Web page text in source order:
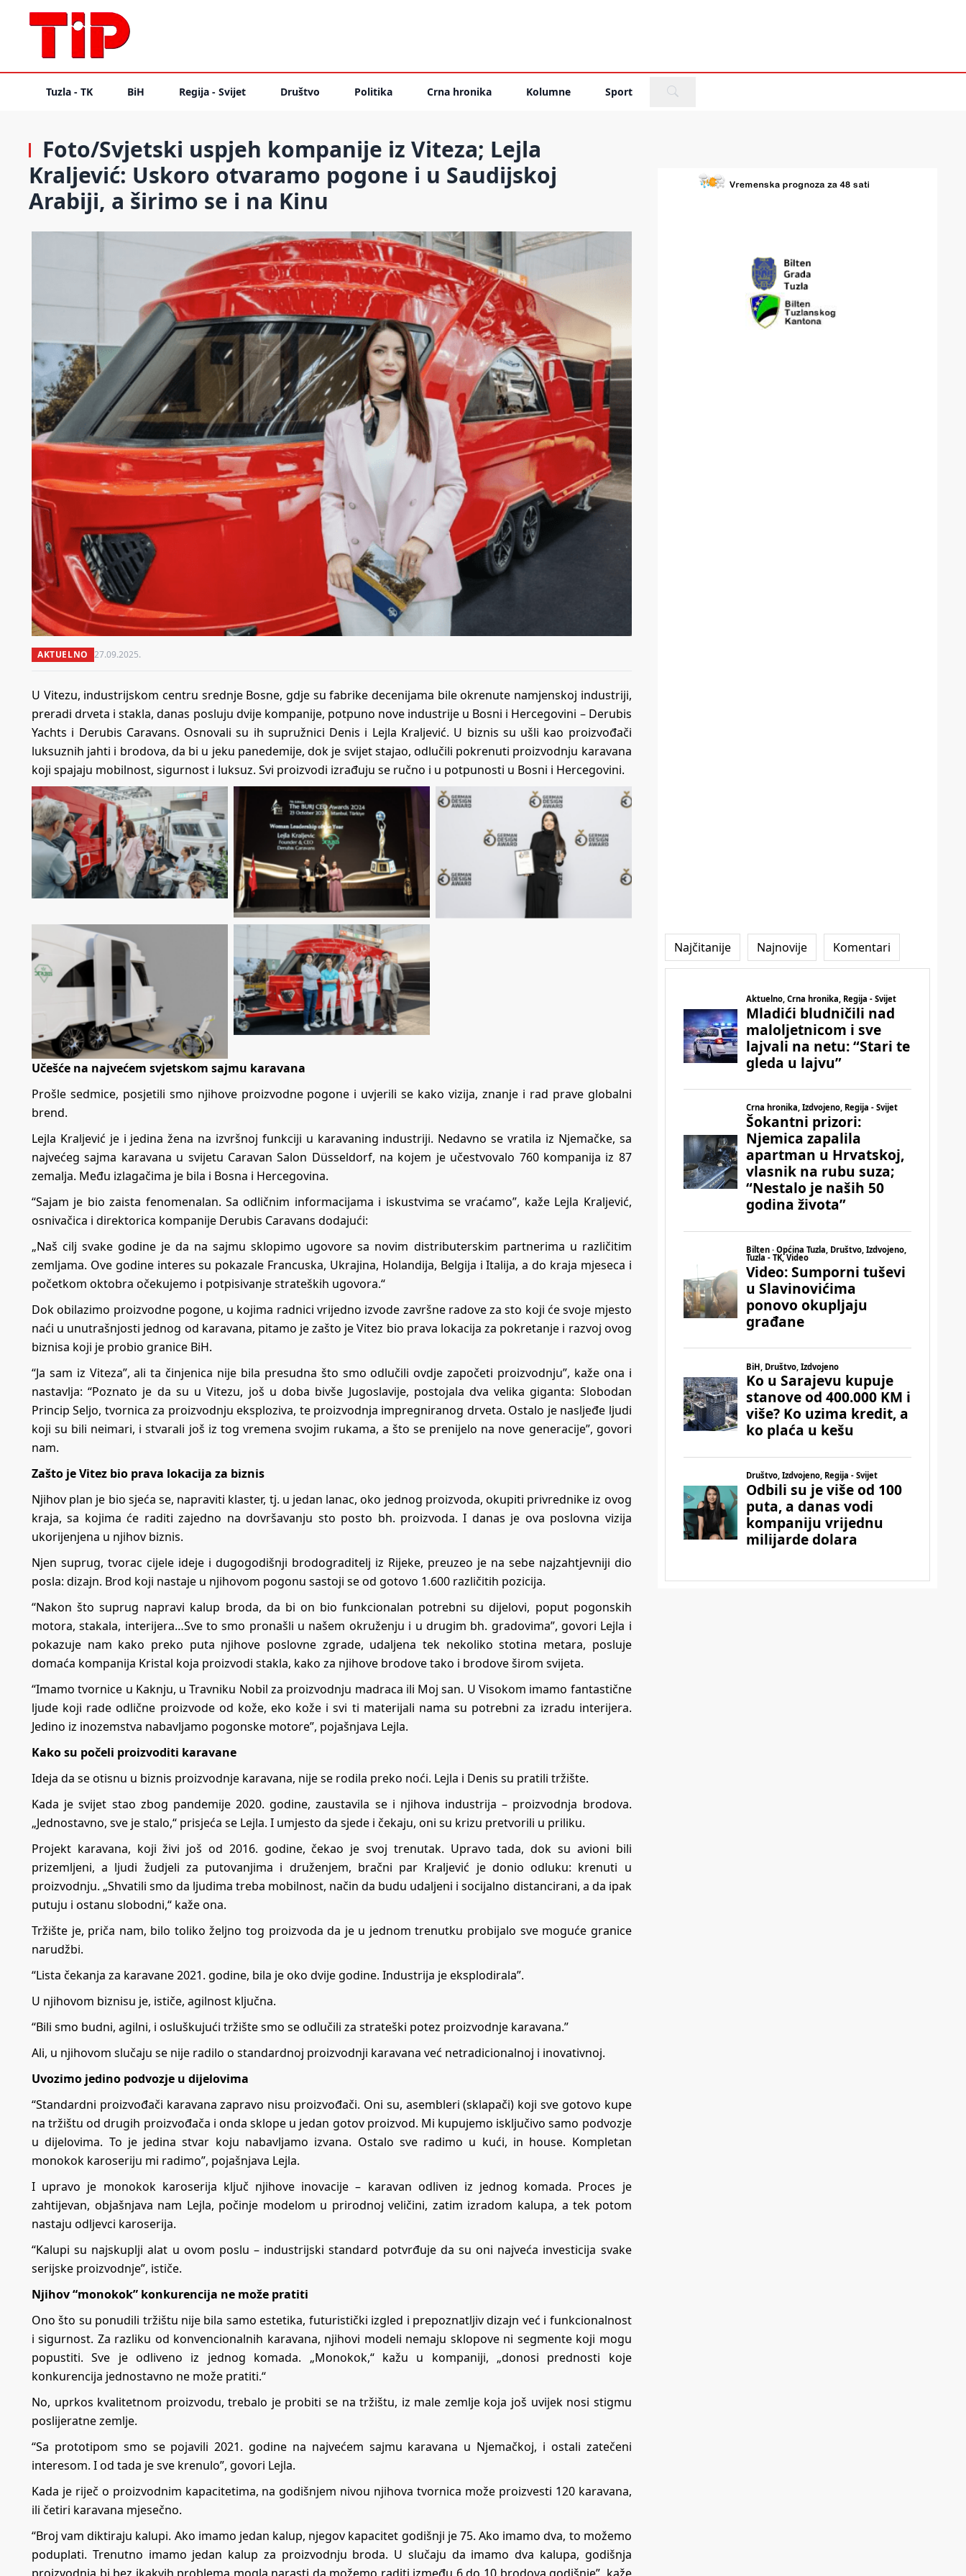
Tuzla - TK BiH Regija - Svijet Društvo Politika Crna hronika Kolumne Sport
Foto/Svjetski uspjeh kompanije iz Viteza; Lejla
Kraljević: Uskoro otvaramo pogone i u Saudijskoj
Arabiji, a širimo se i na Kinu
AKTUELNO 27.09.2025.
U Vitezu, industrijskom centru srednje Bosne, gdje su fabrike decenijama bile okrenute namjenskoj industriji,
preradi drveta i stakla, danas posluju dvije kompanije, potpuno nove industrije u Bosni i Hercegovini – Derubis
Yachts i Derubis Caravans. Osnovali su ih supružnici Denis i Lejla Kraljević. U biznis su ušli kao proizvođači
luksuznih jahti i brodova, da bi u jeku panedemije, dok je svijet stajao, odlučili pokrenuti proizvodnju karavana
koji spajaju mobilnost, sigurnost i luksuz. Svi proizvodi izrađuju se ručno i u potpunosti u Bosni i Hercegovini.
Učešće na najvećem svjetskom sajmu karavana
Prošle sedmice, posjetili smo njihove proizvodne pogone i uvjerili se kako vizija, znanje i rad prave globalni
brend.
Lejla Kraljević je i jedina žena na izvršnoj funkciji u karavaning industriji. Nedavno se vratila iz Njemačke, sa
najvećeg sajma karavana u svijetu Caravan Salon Düsseldorf, na kojem je učestvovalo 760 kompanija iz 87
zemalja. Među izlagačima je bila i Bosna i Hercegovina.
“Sajam je bio zaista fenomenalan. Sa odličnim informacijama i iskustvima se vraćamo”, kaže Lejla Kraljević,
osnivačica i direktorica kompanije Derubis Caravans dodajući:
„Naš cilj svake godine je da na sajmu sklopimo ugovore sa novim distributerskim partnerima u različitim
zemljama. Ove godine interes su pokazale Francuska, Ukrajina, Holandija, Belgija i Italija, a do kraja mjeseca i
početkom oktobra očekujemo i potpisivanje strateških ugovora.“
Dok obilazimo proizvodne pogone, u kojima radnici vrijedno izvode završne radove za sto koji će svoje mjesto
naći u unutrašnjosti jednog od karavana, pitamo je zašto je Vitez bio prava lokacija za pokretanje i razvoj ovog
biznisa koji je probio granice BiH.
“Ja sam iz Viteza”, ali ta činjenica nije bila presudna što smo odlučili ovdje započeti proizvodnju”, kaže ona i
nastavlja: “Poznato je da su u Vitezu, još u doba bivše Jugoslavije, postojala dva velika giganta: Slobodan
Princip Seljo, tvornica za proizvodnju eksploziva, te proizvodnja impregniranog drveta. Ostalo je nasljeđe ljudi
koji su bili neimari, i stvarali još iz tog vremena svojim rukama, a što se prenijelo na nove generacije”, govori
nam.
Zašto je Vitez bio prava lokacija za biznis
Njihov plan je bio sjeća se, napraviti klaster, tj. u jedan lanac, oko jednog proizvoda, okupiti privrednike iz ovog
kraja, sa kojima će raditi zajedno na dovršavanju sto posto bh. proizvoda. I danas je ova poslovna vizija
ukorijenjena u njihov biznis.
Njen suprug, tvorac cijele ideje i dugogodišnji brodograditelj iz Rijeke, preuzeo je na sebe najzahtjevniji dio
posla: dizajn. Brod koji nastaje u njihovom pogonu sastoji se od gotovo 1.600 različitih pozicija.
“Nakon što suprug napravi kalup broda, da bi on bio funkcionalan potrebni su dijelovi, poput pogonskih
motora, stakala, interijera…Sve to smo pronašli u našem okruženju i u drugim bh. gradovima”, govori Lejla i
pokazuje nam kako preko puta njihove poslovne zgrade, udaljena tek nekoliko stotina metara, posluje
domaća kompanija Kristal koja proizvodi stakla, kako za njihove brodove tako i brodove širom svijeta.
“Imamo tvornice u Kaknju, u Travniku Nobil za proizvodnju madraca ili Moj san. U Visokom imamo fantastične
ljude koji rade odlične proizvode od kože, eko kože i svi ti materijali nama su potrebni za izradu interijera.
Jedino iz inozemstva nabavljamo pogonske motore”, pojašnjava Lejla.
Kako su počeli proizvoditi karavane
Ideja da se otisnu u biznis proizvodnje karavana, nije se rodila preko noći. Lejla i Denis su pratili tržište.
Kada je svijet stao zbog pandemije 2020. godine, zaustavila se i njihova industrija – proizvodnja brodova.
„Jednostavno, sve je stalo,“ prisjeća se Lejla. I umjesto da sjede i čekaju, oni su krizu pretvorili u priliku.
Projekt karavana, koji živi još od 2016. godine, čekao je svoj trenutak. Upravo tada, dok su avioni bili
prizemljeni, a ljudi žudjeli za putovanjima i druženjem, bračni par Kraljević je donio odluku: krenuti u
proizvodnju. „Shvatili smo da ljudima treba mobilnost, način da budu udaljeni i socijalno distancirani, a da ipak
putuju i ostanu slobodni,“ kaže ona.
Tržište je, priča nam, bilo toliko željno tog proizvoda da je u jednom trenutku probijalo sve moguće granice
narudžbi.
“Lista čekanja za karavane 2021. godine, bila je oko dvije godine. Industrija je eksplodirala”.
U njihovom biznisu je, ističe, agilnost ključna.
“Bili smo budni, agilni, i osluškujući tržište smo se odlučili za strateški potez proizvodnje karavana.”
Ali, u njihovom slučaju se nije radilo o standardnoj proizvodnji karavana već netradicionalnoj i inovativnoj.
Uvozimo jedino podvozje u dijelovima
“Standardni proizvođači karavana zapravo nisu proizvođači. Oni su, asembleri (sklapači) koji sve gotovo kupe
na tržištu od drugih proizvođača i onda sklope u jedan gotov proizvod. Mi kupujemo isključivo samo podvozje
u dijelovima. To je jedina stvar koju nabavljamo izvana. Ostalo sve radimo u kući, in house. Kompletan
monokok karoseriju mi radimo”, pojašnjava Lejla.
I upravo je monokok karoserija ključ njihove inovacije – karavan odliven iz jednog komada. Proces je
zahtijevan, objašnjava nam Lejla, počinje modelom u prirodnoj veličini, zatim izradom kalupa, a tek potom
nastaju odljevci karoserija.
“Kalupi su najskuplji alat u ovom poslu – industrijski standard potvrđuje da su oni najveća investicija svake
serijske proizvodnje”, ističe.
Njihov “monokok” konkurencija ne može pratiti
Ono što su ponudili tržištu nije bila samo estetika, futuristički izgled i prepoznatljiv dizajn već i funkcionalnost
i sigurnost. Za razliku od konvencionalnih karavana, njihovi modeli nemaju sklopove ni segmente koji mogu
popustiti. Sve je odliveno iz jednog komada. „Monokok,“ kažu u kompaniji, „donosi prednosti koje
konkurencija jednostavno ne može pratiti.“
No, uprkos kvalitetnom proizvodu, trebalo je probiti se na tržištu, iz male zemlje koja još uvijek nosi stigmu
poslijeratne zemlje.
“Sa prototipom smo se pojavili 2021. godine na najvećem sajmu karavana u Njemačkoj, i ostali zatečeni
interesom. I od tada je sve krenulo”, govori Lejla.
Kada je riječ o proizvodnim kapacitetima, na godišnjem nivou njihova tvornica može proizvesti 120 karavana,
ili četiri karavana mjesečno.
“Broj vam diktiraju kalupi. Ako imamo jedan kalup, njegov kapacitet godišnji je 75. Ako imamo dva, to možemo
poduplati. Trenutno imamo jedan kalup za proizvodnju broda. U slučaju da imamo dva kalupa, godišnja
Najčitanije Najnovije Komentari